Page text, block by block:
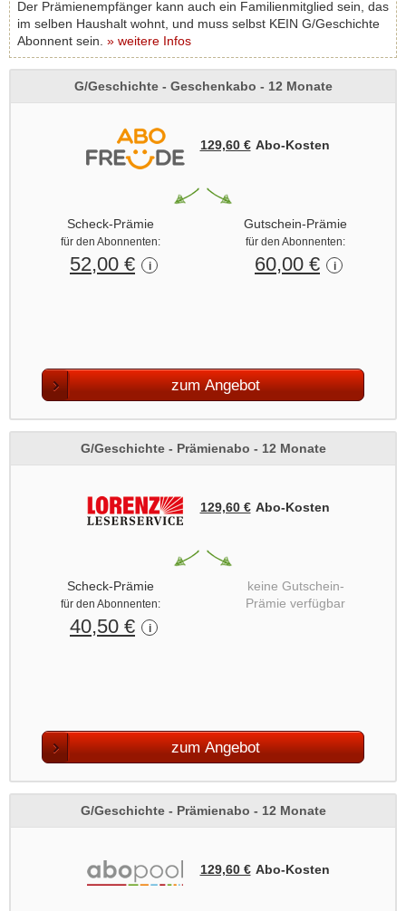
Der Prämienempfänger kann auch ein Familienmitglied sein, das
im selben Haushalt wohnt, und muss selbst KEIN G/Geschichte
Abonnent sein. » weitere Infos
G/Geschichte - Geschenkabo - 12 Monate
129,60 € Abo‑Kosten
Scheck-Prämie
für den Abonnenten:
52,00 € i
Gutschein-Prämie
für den Abonnenten:
60,00 € i
zum Angebot
G/Geschichte - Prämienabo - 12 Monate
129,60 € Abo‑Kosten
Scheck-Prämie
für den Abonnenten:
40,50 € i
keine Gutschein-
Prämie verfügbar
zum Angebot
G/Geschichte - Prämienabo - 12 Monate
129,60 € Abo‑Kosten